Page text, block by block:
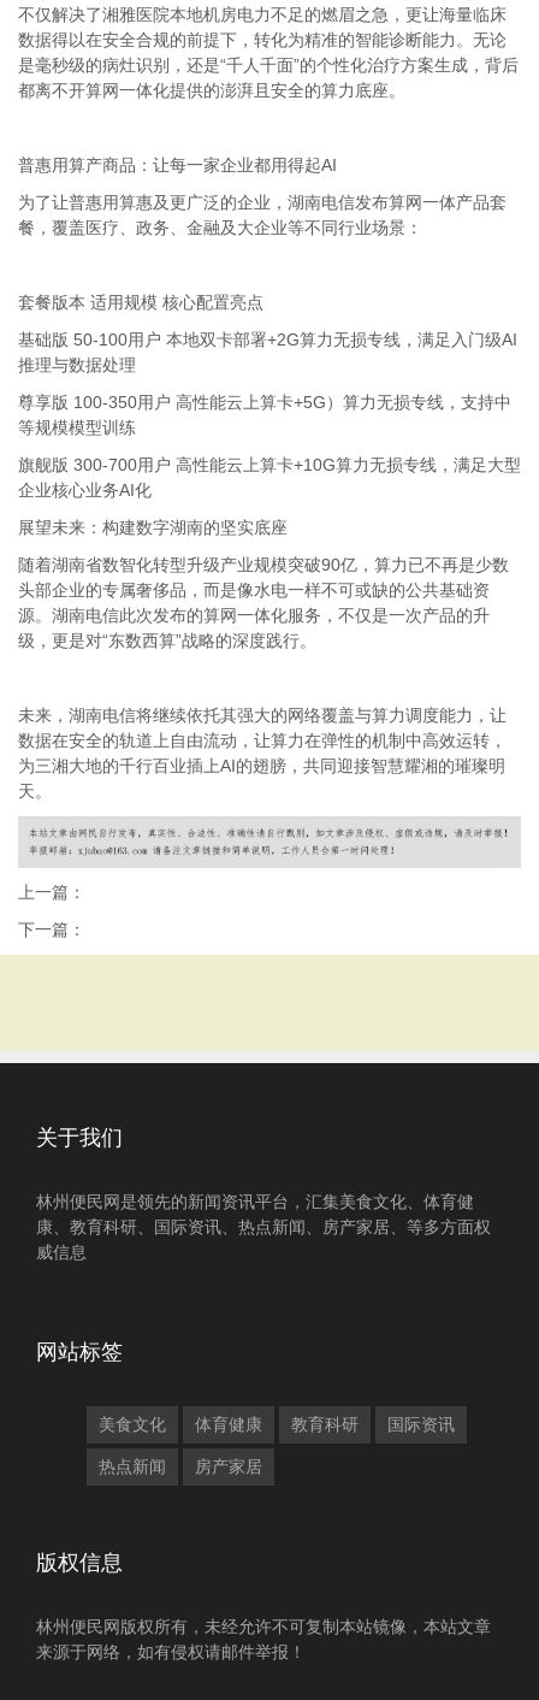
不仅解决了湘雅医院本地机房电力不足的燃眉之急，更让海量临床
数据得以在安全合规的前提下，转化为精准的智能诊断能力。无论
是毫秒级的病灶识别，还是“千人千面”的个性化治疗方案生成，背后
都离不开算网一体化提供的澎湃且安全的算力底座。
普惠用算产商品：让每一家企业都用得起AI
为了让普惠用算惠及更广泛的企业，湖南电信发布算网一体产品套
餐，覆盖医疗、政务、金融及大企业等不同行业场景：
套餐版本 适用规模 核心配置亮点
基础版 50-100用户 本地双卡部署+2G算力无损专线，满足入门级AI
推理与数据处理
尊享版 100-350用户 高性能云上算卡+5G）算力无损专线，支持中
等规模模型训练
旗舰版 300-700用户 高性能云上算卡+10G算力无损专线，满足大型
企业核心业务AI化
展望未来：构建数字湖南的坚实底座
随着湖南省数智化转型升级产业规模突破90亿，算力已不再是少数
头部企业的专属奢侈品，而是像水电一样不可或缺的公共基础资
源。湖南电信此次发布的算网一体化服务，不仅是一次产品的升
级，更是对“东数西算”战略的深度践行。
未来，湖南电信将继续依托其强大的网络覆盖与算力调度能力，让
数据在安全的轨道上自由流动，让算力在弹性的机制中高效运转，
为三湘大地的千行百业插上AI的翅膀，共同迎接智慧耀湘的璀璨明
天。
上一篇：
下一篇：
关于我们
林州便民网是领先的新闻资讯平台，汇集美食文化、体育健
康、教育科研、国际资讯、热点新闻、房产家居、等多方面权
威信息
网站标签
美食文化 体育健康 教育科研 国际资讯
热点新闻 房产家居
版权信息
林州便民网版权所有，未经允许不可复制本站镜像，本站文章
来源于网络，如有侵权请邮件举报！